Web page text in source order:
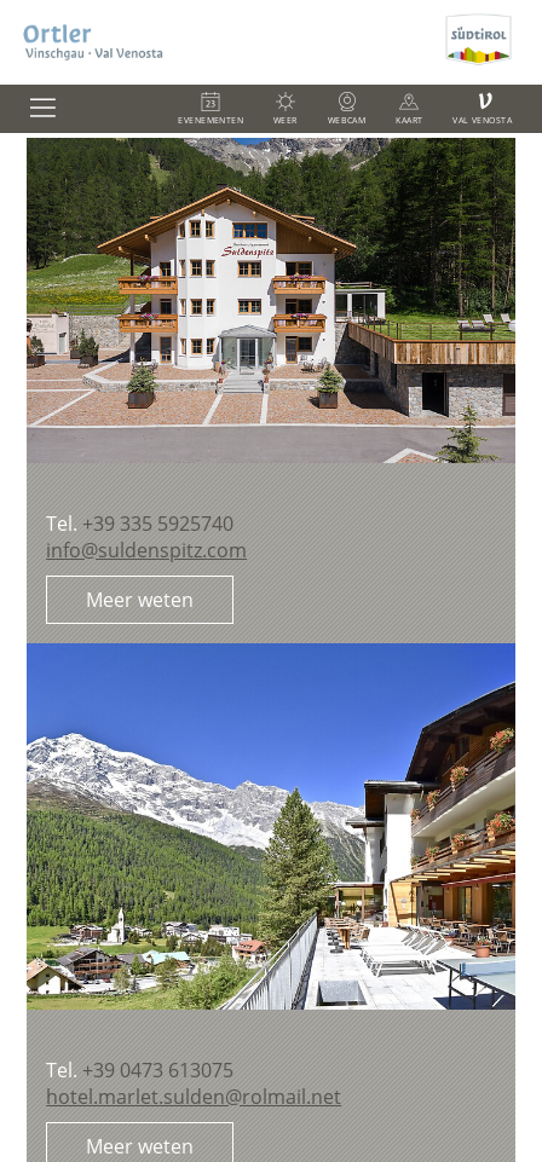
EVENEMENTEN WEER WEBCAM KAART
V
VAL VENOSTA
Tel. +39 335 5925740
info@suldenspitz.com
Meer weten
Tel.+39 0473 613075
hotel.marlet.sulden@rolmail.net
Meer weten